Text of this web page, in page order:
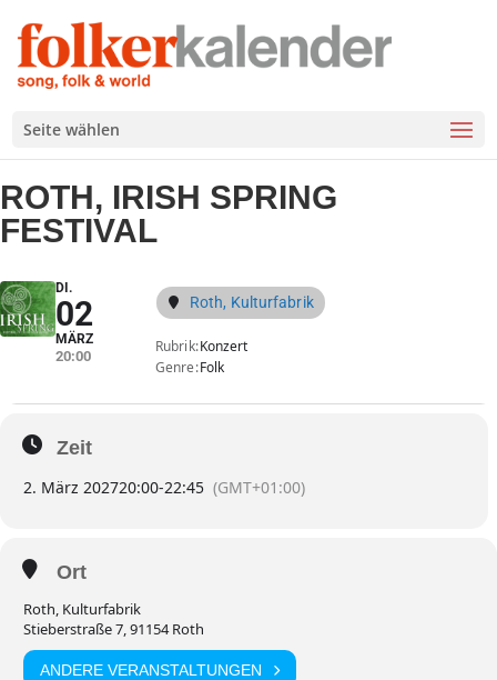
Seite wählen
ROTH, IRISH SPRING
FESTIVAL
DI.
02
MÄRZ
20:00
Roth, Kulturfabrik
Rubrik Konzert
Genre Folk
Zeit
2. März 202720:00-22:45 (GMT+01:00)
Ort
Roth, Kulturfabrik
Stieberstraße 7, 91154 Roth
ANDERE VERANSTALTUNGEN